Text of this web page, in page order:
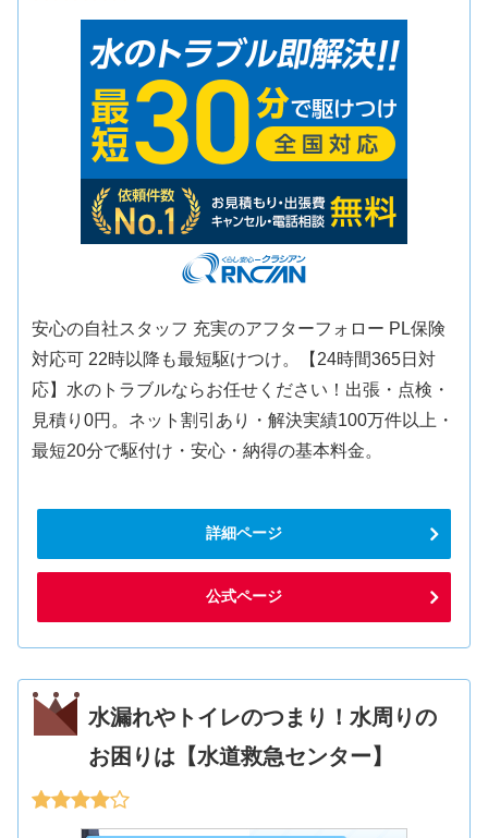
安心の自社スタッフ 充実のアフターフォロー PL保険
対応可 22時以降も最短駆けつけ。【24時間365日対
応】水のトラブルならお任せください！出張・点検・
見積り0円。ネット割引あり・解決実績100万件以上・
最短20分で駆付け・安心・納得の基本料金。
詳細ページ
公式ページ
水漏れやトイレのつまり！水周りの
お困りは【水道救急センター】